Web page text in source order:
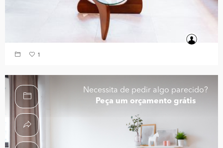
1
Necessita de pedir algo parecido?
Peça um orçamento grátis